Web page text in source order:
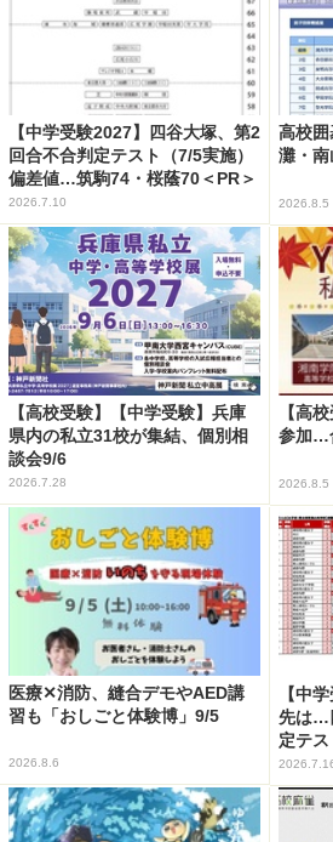
【中学受験2027】四谷大塚、第2
回合不合判定テスト（7/5実施）
偏差値…筑駒74・桜蔭70＜PR＞
2026.7.10
高校
灘・
2026.8.5
【高校受験】【中学受験】兵庫
県内の私立31校が集結、個別相
談会9/6
2026.7.28
【高
参加…
2026.8.5
医療✕消防、縫合デモやAED講
習も「おしごと体験博」9/5
2026.8.6
【中
先は…
定テ